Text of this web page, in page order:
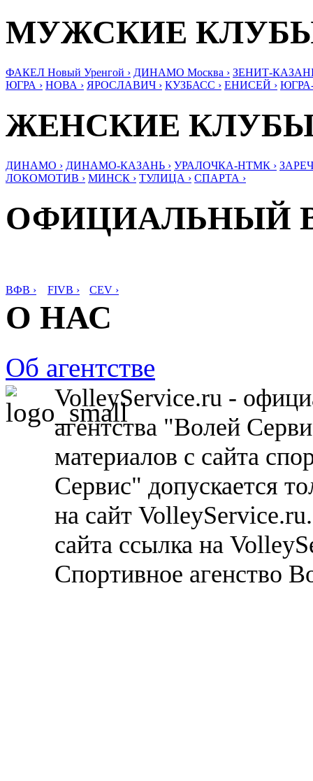
МУЖСКИЕ
ФАКЕЛ Новый Уренгой › ДИНАМО Москва › ЗЕНИТ-
ЮГРА › НОВА › ЯРОСЛАВИЧ › КУЗБАСС › ЕНИСЕЙ ›
ЖЕНСКИЕ
ДИНАМО › ДИНАМО-КАЗАНЬ › УРАЛОЧКА-НТМК ›
ЛОКОМОТИВ › МИНСК › ТУЛИЦА › СПАРТА ›
ОФИЦИАЛЬНЫЙ
ВФВ › FIVB › CEV ›
О НАС
Об агентстве
VolleyService.ru -
агентства "Волей
материалов с сайта
Сервис" допускается
на сайт
сайта ссылка на
Спортивное агенство